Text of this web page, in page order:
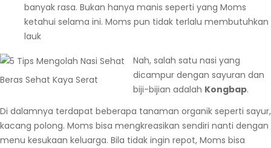
banyak rasa. Bukan hanya manis seperti yang Moms
ketahui selama ini. Moms pun tidak terlalu membutuhkan
lauk
Beras Sehat Kaya Serat
Nah, salah satu nasi yang
dicampur dengan sayuran dan
biji-bijian adalah Kongbap.
Di dalamnya terdapat beberapa tanaman organik seperti sayur,
kacang polong. Moms bisa mengkreasikan sendiri nanti dengan
menu kesukaan keluarga. Bila tidak ingin repot, Moms bisa